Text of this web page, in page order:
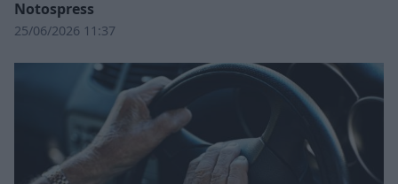
Notospress
25/06/2026 11:37